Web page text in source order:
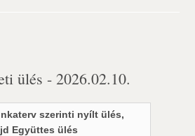
ülés - 2026.02.10.
szerinti nyílt ülés,
Együttes ülés